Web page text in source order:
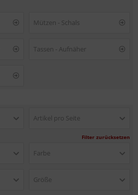
Mützen - Schals
Tassen - Aufnäher
Artikel pro Seite
Filter zurücksetzen
Farbe
Größe